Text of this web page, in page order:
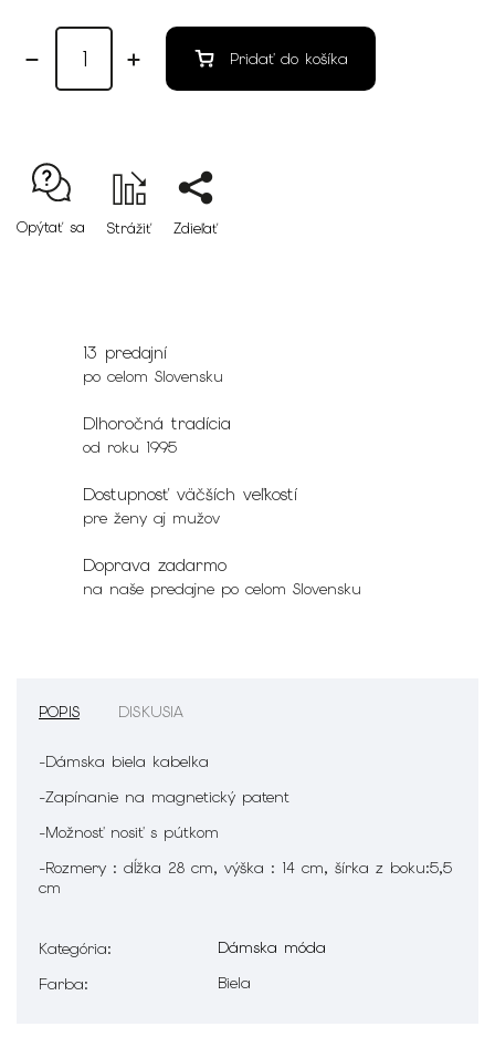
Pridať do košíka
Opýtať sa Strážiť Zdieľať
13 predajní
po celom Slovensku
Dlhoročná tradícia
od roku 1995
Dostupnosť väčších veľkostí
pre ženy aj mužov
Doprava zadarmo
na naše predajne po celom Slovensku
POPIS DISKUSIA
-Dámska biela kabelka
-Zapínanie na magnetický patent
-Možnosť nosiť s pútkom
-Rozmery : dĺžka 28 cm, výška : 14 cm, šírka z boku:5,5
cm
Kategória:
Dámska móda
Farba: Biela